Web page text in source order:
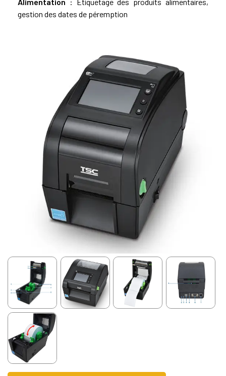
gestion des dates de péremption